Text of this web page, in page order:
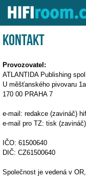
Server o Hi-Fi a AV technice
Kontakt
Provozovatel:
ATLANTIDA Publishing
U měšťanského pivovaru 1a
170 00 PRAHA 7
e-mail: redakce (zavináč)
e-mail pro TZ: tisk
IČO: 61500640
DIČ: CZ61500640
Společnost je vedená v